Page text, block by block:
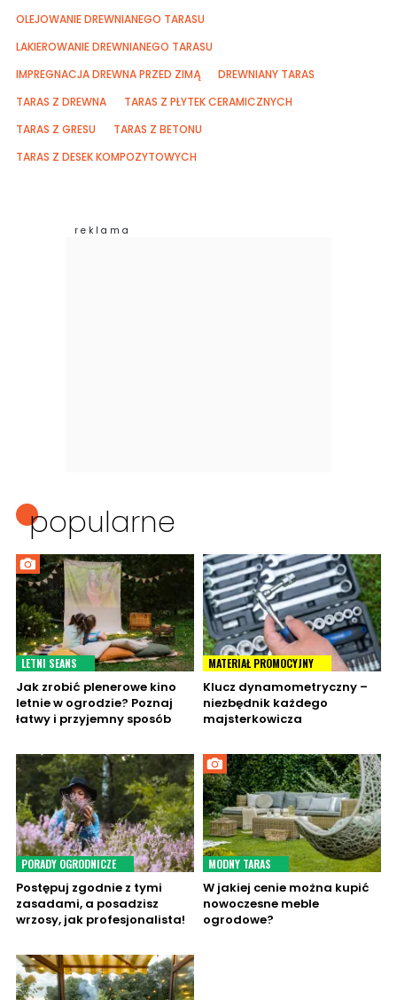
OLEJOWANIE DREWNIANEGO TARASU
LAKIEROWANIE DREWNIANEGO TARASU
IMPREGNACJA DREWNA PRZED ZIMĄ
DREWNIANY TARAS
TARAS Z DREWNA
TARAS Z PŁYTEK CERAMICZNYCH
TARAS Z GRESU
TARAS Z BETONU
TARAS Z DESEK KOMPOZYTOWYCH
popularne
LETNI SEANS
Jak zrobić plenerowe kino
letnie w ogrodzie? Poznaj
łatwy i przyjemny sposób
MATERIAŁ PROMOCYJNY
Klucz dynamometryczny –
niezbędnik każdego
majsterkowicza
PORADY OGRODNICZE
Postępuj zgodnie z tymi
zasadami, a posadzisz
wrzosy, jak profesjonalista!
MODNY TARAS
W jakiej cenie można kupić
nowoczesne meble
ogrodowe?